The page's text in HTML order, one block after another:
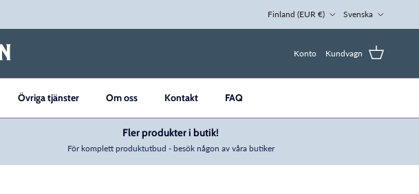
Finland (EUR €) Svenska
Konto Kundvagn
Övriga tjänster Om oss Kontakt FAQ
Fler produkter i butik!
För komplett produktutbud - besök någon av våra butiker